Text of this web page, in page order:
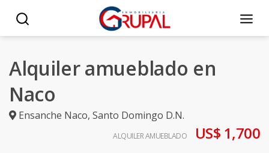
Alquiler amueblado en
Naco
Ensanche Naco, Santo Domingo D.N.
ALQUILER AMUEBLADO US$ 1,700